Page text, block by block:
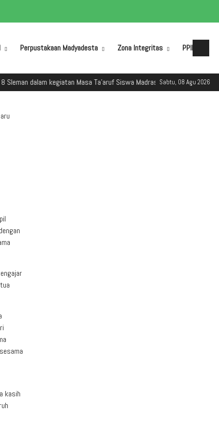
Perpustakaan Madyadesta Zona Integritas PPID
Sabtu, 08 Agu 2026
kegiatan Masa Ta'aruf Siswa Madrasah (MATSAMA) Tahun Ajaran
kasih